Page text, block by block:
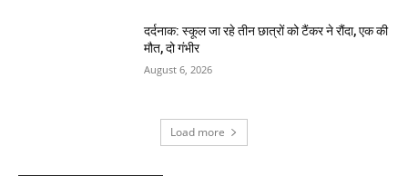
दर्दनाक: स्कूल जा रहे तीन छात्रों को टैंकर ने रौंदा, एक की
मौत, दो गंभीर
August 6, 2026
Load more